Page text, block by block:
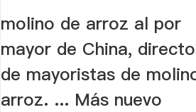
molino de arroz al por
mayor de China,
de mayoristas de
arroz. ... Más nuevo